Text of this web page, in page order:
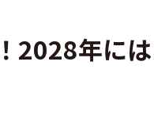
2028年に